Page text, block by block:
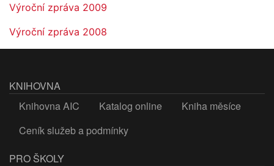
Výroční zpráva 2009
Výroční zpráva 2008
KNIHOVNA
Knihovna AIC
Katalog online
Kniha měsíce
Ceník služeb a podmínky
PRO ŠKOLY